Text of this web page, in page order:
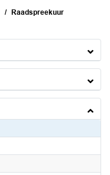
Raadspreekuur